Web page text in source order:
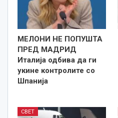
МЕЛОНИ НЕ ПОПУШТА
ПРЕД МАДРИД
Италија одбива да ги
укине контролите со
Шпанија
СВЕТ